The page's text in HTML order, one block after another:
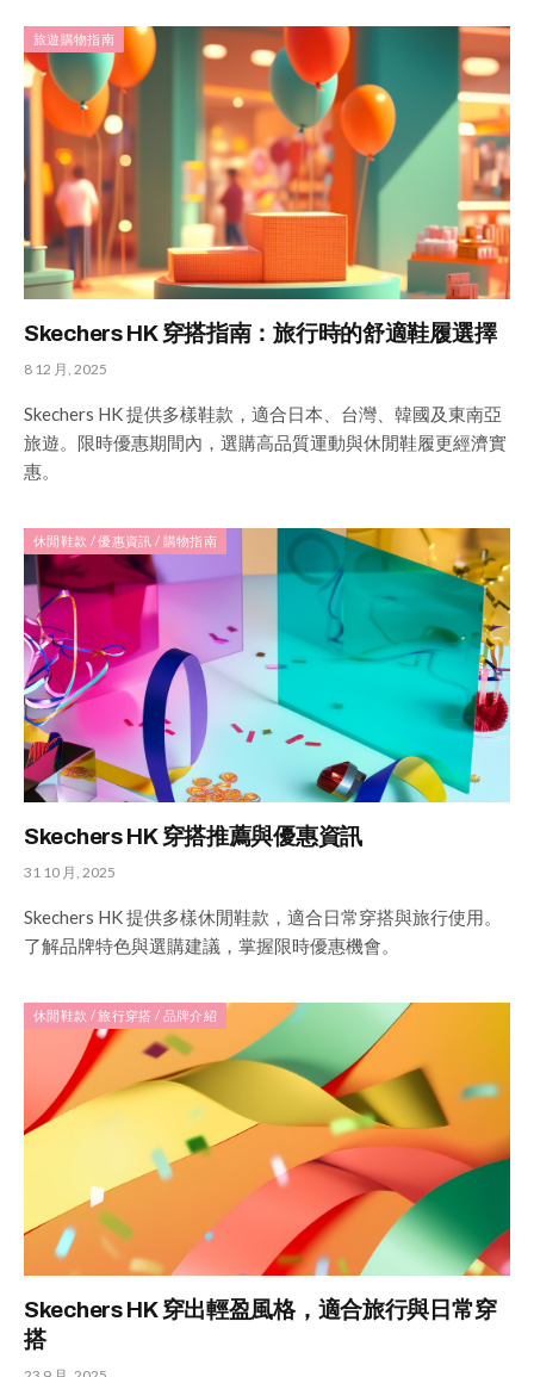
旅遊購物指南
Skechers HK 穿搭指南：旅行時的舒適鞋履選擇
8 12 月, 2025
Skechers HK 提供多樣鞋款，適合日本、台灣、韓國及東南亞
旅遊。限時優惠期間內，選購高品質運動與休閒鞋履更經濟實
惠。
休閒鞋款 / 優惠資訊 / 購物指南
Skechers HK 穿搭推薦與優惠資訊
31 10 月, 2025
Skechers HK 提供多樣休閒鞋款，適合日常穿搭與旅行使用。
了解品牌特色與選購建議，掌握限時優惠機會。
休閒鞋款 / 旅行穿搭 / 品牌介紹
Skechers HK 穿出輕盈風格，適合旅行與日常穿
搭